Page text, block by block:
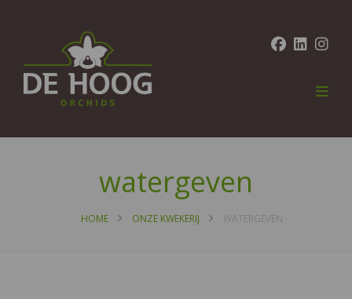
watergeven
HOME ONZE KWEKERIJ WATERGEVEN